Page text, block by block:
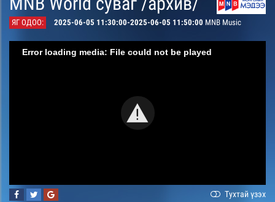
ЯГ ОДОО: 2025-06-05 11:30:00-2025-06-05 11:50:00 MNB Music
Error loading media: File could not be played
Тухтай үзэх